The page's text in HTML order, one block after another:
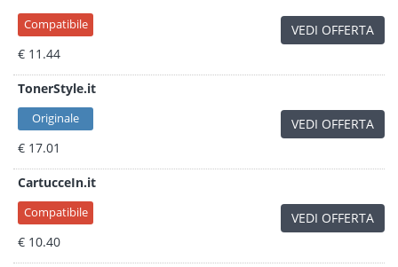
Compatibile
€ 11.44
VEDI OFFERTA
TonerStyle.it
Originale
€ 17.01
VEDI OFFERTA
CartucceIn.it
Compatibile
€ 10.40
VEDI OFFERTA